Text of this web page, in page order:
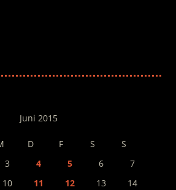
Juni 2015
D F S
S
3 4 5 6
7
10 11 12 13
14